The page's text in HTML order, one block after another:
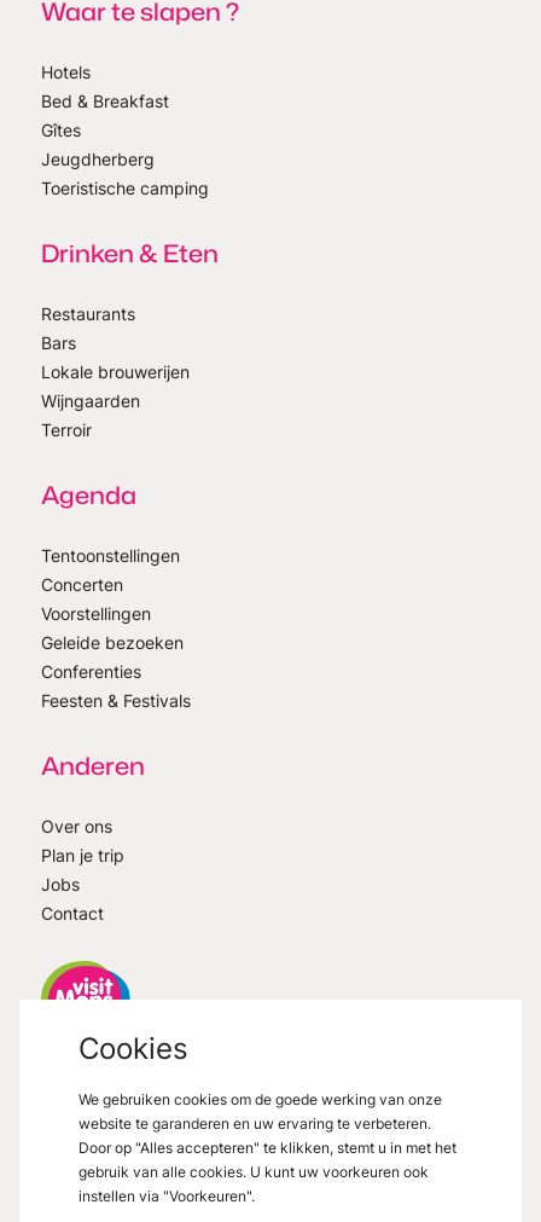
Waar te slapen ?
Hotels
Bed & Breakfast
Gîtes
Jeugdherberg
Toeristische camping
Drinken & Eten
Restaurants
Bars
Lokale brouwerijen
Wijngaarden
Terroir
Agenda
Tentoonstellingen
Concerten
Voorstellingen
Geleide bezoeken
Conferenties
Feesten & Festivals
Anderen
Over ons
Plan je trip
Jobs
Contact
Grand Place 27, 7000 Mons
Cookies
We gebruiken cookies om de goede werking van onze
website te garanderen en uw ervaring te verbeteren.
Door op "Alles accepteren" te klikken, stemt u in met het
gebruik van alle cookies. U kunt uw voorkeuren ook
instellen via "Voorkeuren".